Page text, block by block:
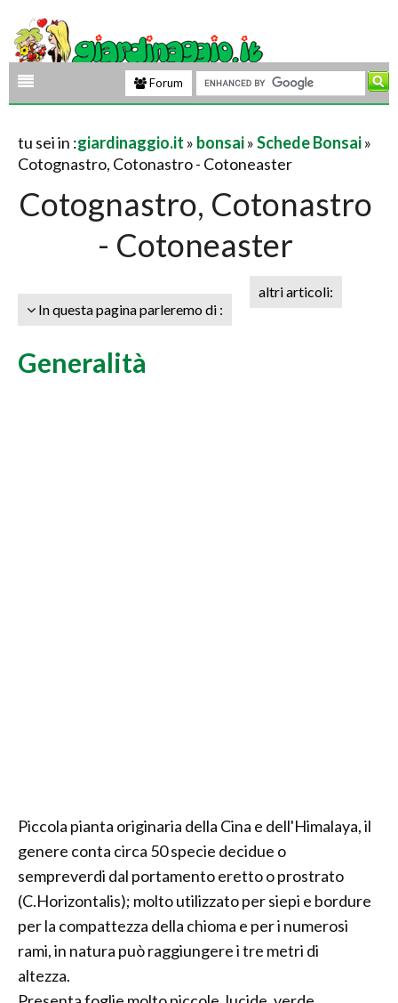
Forum
tu sei in :giardinaggio.it » bonsai»Schede Bonsai»
Cotognastro, Cotonastro - Cotoneaster
Cotognastro, Cotonastro
- Cotoneaster
In questa pagina parleremo di :
altri articoli:
Generalità
Piccola pianta originaria della Cina e dell'Himalaya, il
genere conta circa 50 specie decidue o
sempreverdi dal portamento eretto o prostrato
(C.Horizontalis); molto utilizzato per siepi e bordure
per la compattezza della chioma e per i numerosi
rami, in natura può raggiungere i tre metri di
altezza.